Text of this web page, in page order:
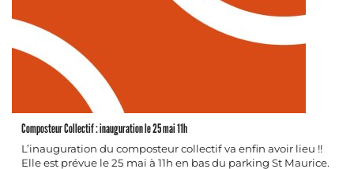
Composteur Collectif : inauguration le 25 mai 11h
L’inauguration du composteur collectif va enfin avoir lieu !!
Elle est prévue le 25 mai à 11h en bas du parking St Maurice.